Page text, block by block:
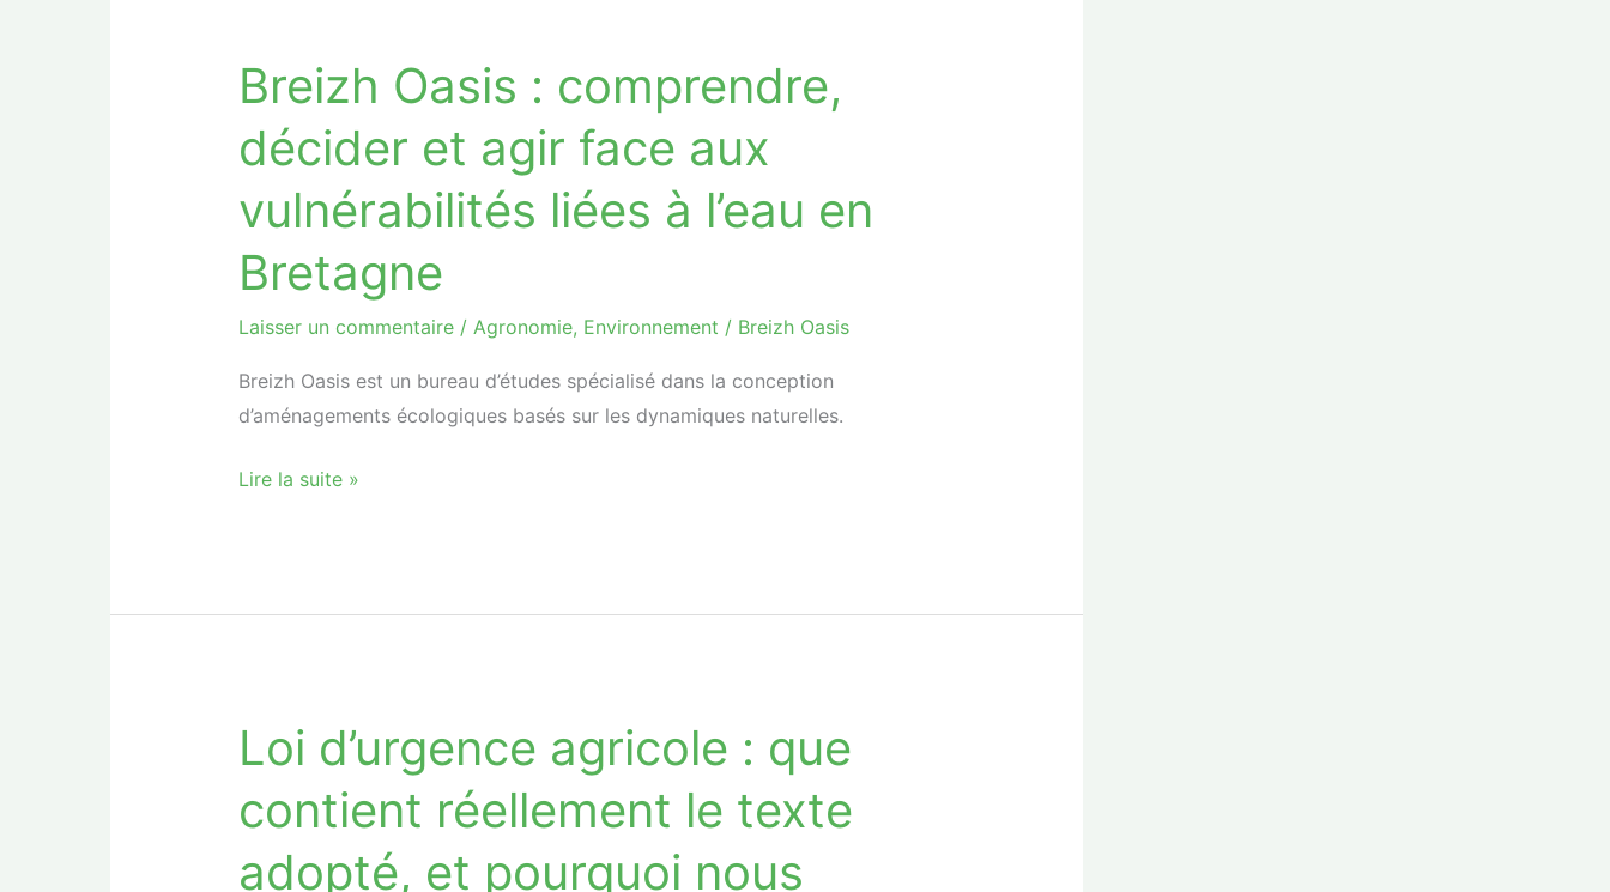
Breizh Oasis : comprendre,
décider et agir face aux
vulnérabilités liées à l’eau en
Bretagne
Laisser un commentaire / Agronomie, Environnement / Breizh Oasis
Breizh Oasis est un bureau d’études spécialisé dans la conception
d’aménagements écologiques basés sur les dynamiques naturelles.
Breizh
Oasis
comprendre,
décider
agir
vulnérabilités
liées
l’eau
Lire la suite »
Loi d’urgence agricole : que
contient réellement le texte
adopté, et pourquoi nous
Loi
d’urgence
agricole
que